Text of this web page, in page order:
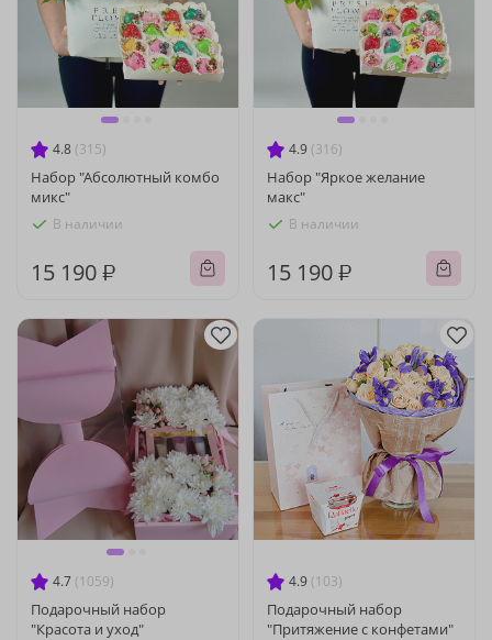
4.8 (315)
Набор "Абсолютный комбо
микс"
В наличии
15 190 ₽
4.9 (316)
Набор "Яркое желание
макс"
В наличии
15 190 ₽
4.7 (1059)
Подарочный набор
"Красота и уход"
4.9 (103)
Подарочный набор
"Притяжение с конфетами"